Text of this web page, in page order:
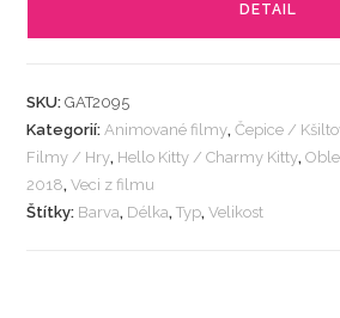
DETAIL
SKU:GAT2095
Kategorií:Animované filmy,Čepice /
Filmy / Hry, Hello Kitty / Charmy Kitty,
2018,Veci z filmu
Štítky: Barva, Délka,Typ,Velikost